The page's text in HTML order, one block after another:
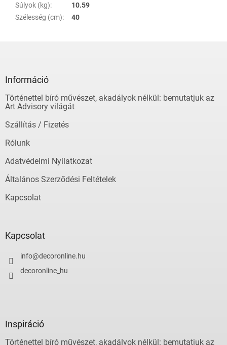
Súlyok (kg):
10.59
Szélesség (cm): 40
Információ
Történettel bíró művészet, akadályok nélkül: bemutatjuk az
Art Advisory világát
Szállítás / Fizetés
Rólunk
Adatvédelmi Nyilatkozat
Általános Szerződési Feltételek
Kapcsolat
Kapcsolat
info@decoronline.hu
decoronline_hu
Inspiráció
Történettel bíró művészet, akadályok nélkül: bemutatjuk az